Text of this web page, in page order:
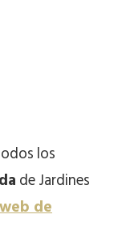
los
de Jardines
de